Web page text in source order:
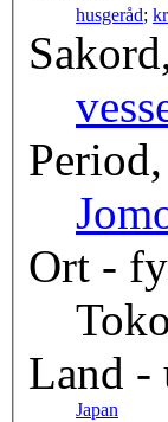
husgeråd;
Ort -
Land -
Japan